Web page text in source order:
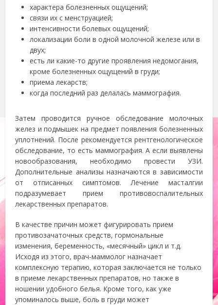
характера болезненных ощущений;
связи их с менструацией;
интенсивности болевых ощущений;
локализации боли в одной молочной железе или в
двух;
есть ли какие-то другие проявления недомогания,
кроме болезненных ощущений в груди;
приема лекарств;
когда последний раз делалась маммография.
Затем проводится ручное обследование молочных
желез и подмышек на предмет появления болезненных
уплотнений. После рекомендуется рентгенологическое
обследование, то есть маммография. А если выявлены
новообразования, необходимо провести УЗИ.
Дополнительные анализы назначаются в зависимости
от отписанных симптомов. Лечение масталгии
подразумевает прием противовоспалительных
лекарственных препаратов.
В качестве причин может фигурировать прием
противозачаточных средств, гормональные
изменения, беременность, «месячный» цикл и т.д.
Исходя из этого, врач-маммолог назначает
комплексную терапию, которая заключается не только
в приеме лекарственных препаратов, но также в
ношении удобного белья. Кроме того, как уже
упоминалось выше, боль в груди может